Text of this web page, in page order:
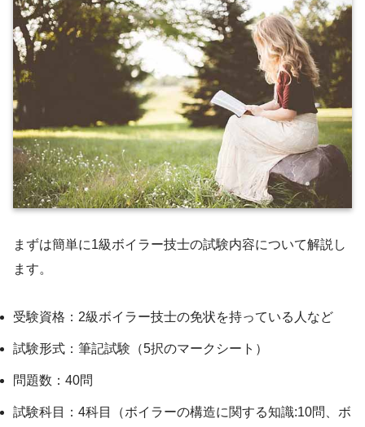
まずは簡単に1級ボイラー技士の試験内容について解説し
ます。
受験資格：2級ボイラー技士の免状を持っている人など
試験形式：筆記試験（5択のマークシート）
問題数：40問
試験科目：4科目（ボイラーの構造に関する知識:10問、ボ